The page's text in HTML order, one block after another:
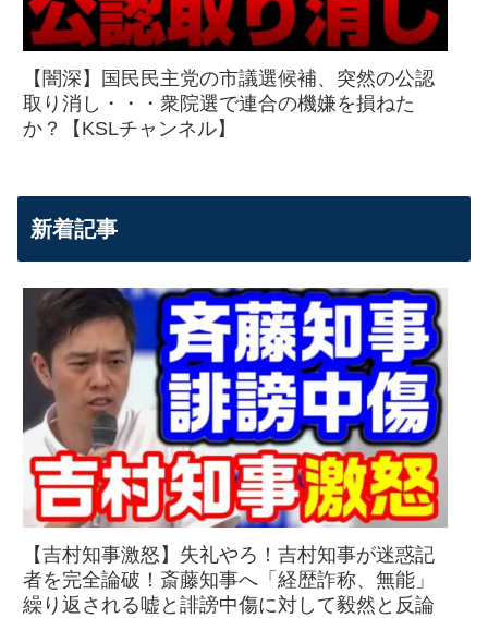
【闇深】国民民主党の市議選候補、突然の公認
取り消し・・・衆院選で連合の機嫌を損ねた
か？【KSLチャンネル】
新着記事
【吉村知事激怒】失礼やろ！吉村知事が迷惑記
者を完全論破！斎藤知事へ「経歴詐称、無能」
繰り返される嘘と誹謗中傷に対して毅然と反論